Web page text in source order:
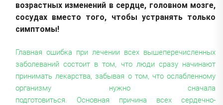
возрастных изменений в сердце, головном мозге,
сосудах вместо того, чтобы устранять только
симптомы!
Главная ошибка при лечении всех вышеперечисленных
заболеваний состоит в том, что люди сразу начинают
принимать лекарства, забывая о том, что ослабленному
организму нужно сначала
подготовиться. Основная причина всех сердечно-